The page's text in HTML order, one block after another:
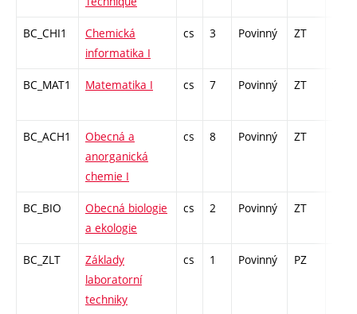
BC_CHI1
Chemická
informatika I
cs 3 Povinný ZT
BC_MAT1 Matematika I cs 7 Povinný ZT
BC_ACH1
Obecná a
anorganická
chemie I
cs 8 Povinný ZT
BC_BIO
Obecná biologie
a ekologie
cs 2 Povinný ZT
BC_ZLT
Základy
laboratorní
techniky
cs 1 Povinný PZ